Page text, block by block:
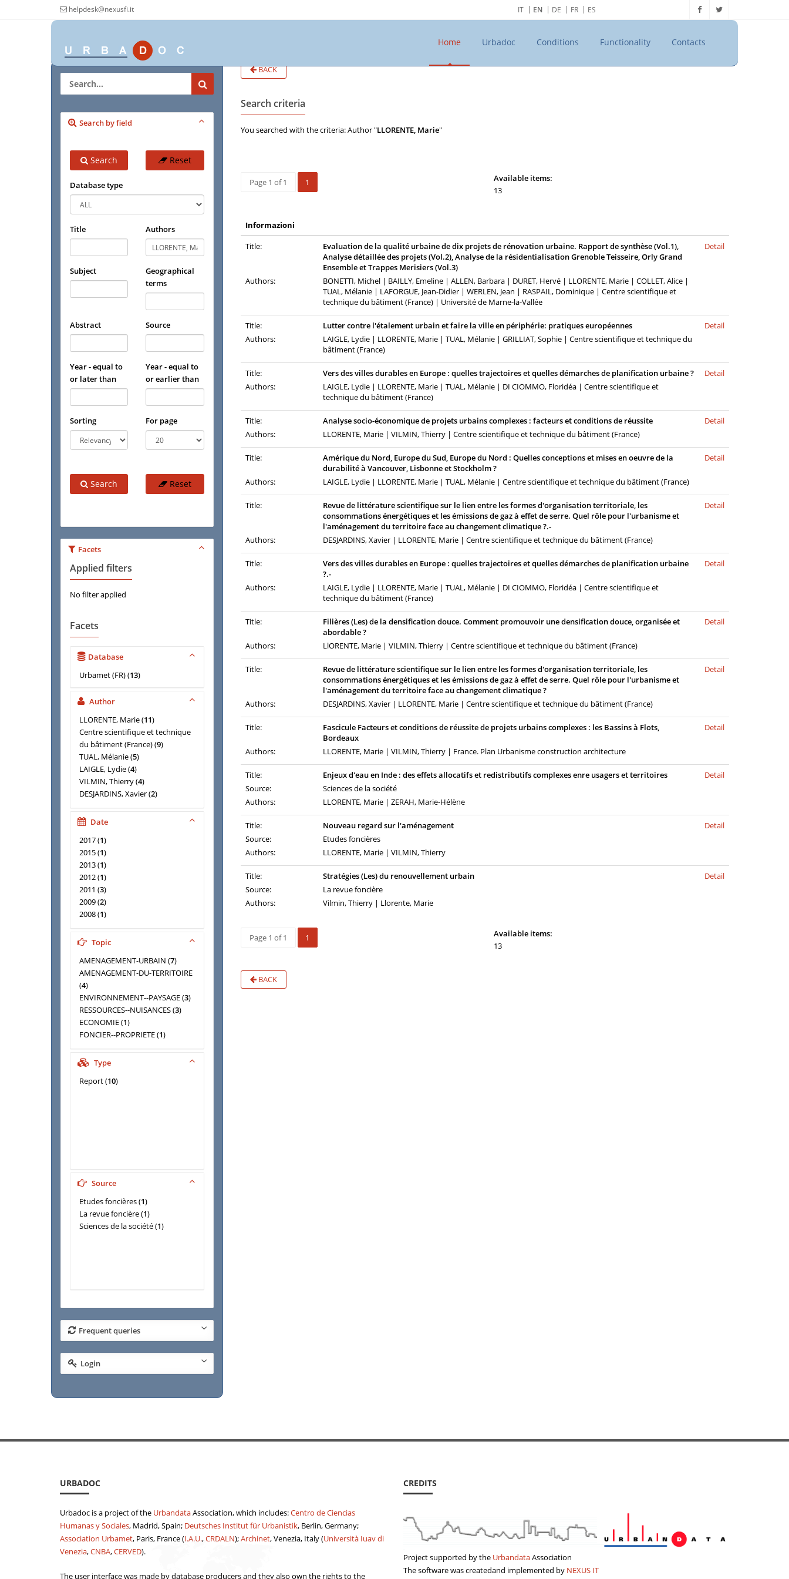
helpdesk@nexusfi.it IT EN DE FR ES
Home Urbadoc Conditions Functionality Contacts
Search by field
Search Reset
Database type
Title Authors
Subject
Geographical
terms
Abstract Source
Year - equal to
or later than
Year - equal to
or earlier than
Sorting For page
Search Reset
Facets
Applied filters
No filter applied
Facets
Database
Urbamet (FR)(13)
Author
LLORENTE, Marie(11)
Centre scientifique et technique
du bâtiment (France)(9)
TUAL, Mélanie(5)
LAIGLE, Lydie(4)
VILMIN, Thierry(4)
DESJARDINS, Xavier(2)
ALLEN, Barbara
BONETTI, Michel
COLLET, Alice
DURET, Hervé
France. Plan Urbanisme
construction architecture
GRILLIAT, Sophie
LAFORGUE, Jean-Didier
Llorente, Marie
Université de Marne-la-Vallée
Vilmin, Thierry( 1 )
WERLEN, Jean
ZERAH, Marie-Hélène (1)
Date
2017(1)
2015(1)
2013(1)
2012(1)
2011 (3)
2009(2)
2008(1)
2005(1)
Topic
AMENAGEMENT-URBAIN (7)
AMENAGEMENT-DU-TERRITOIRE
(4)
ENVIRONNEMENT--PAYSAGE(3)
RESSOURCES--NUISANCES(3)
ECONOMIE(1)
FONCIER--PROPRIETE(1)
Type
Report(10)
Source
Etudes foncières(1)
La revue foncière(1)
Sciences de la société(1)
Frequent queries
Login
BACK
Search criteria
You searched with the criteria: Author "LLORENTE, Marie"
Page 1 of 1 1
Available items:
13
Informazioni
Title:
Evaluation de la qualité urbaine de dix projets de rénovation urbaine. Rapport de synthèse (Vol.1),
Analyse détaillée des projets (Vol.2), Analyse de la résidentialisation Grenoble Teisseire, Orly Grand
Ensemble et Trappes Merisiers (Vol.3)
Authors:
BONETTI, Michel | BAILLY, Emeline | ALLEN, Barbara | DURET, Hervé | LLORENTE, Marie | COLLET, Alice |
TUAL, Mélanie | LAFORGUE, Jean-Didier | WERLEN, Jean | RASPAIL, Dominique | Centre scientifique et
technique du bâtiment (France) | Université de Marne-la-Vallée
Detail
Title:
Lutter contre l'étalement urbain et faire la ville en périphérie: pratiques européennes
Authors:
LAIGLE, Lydie | LLORENTE, Marie | TUAL, Mélanie | GRILLIAT, Sophie | Centre scientifique et technique du
bâtiment (France)
Detail
Title:
Vers des villes durables en Europe : quelles trajectoires et quelles démarches de planification urbaine ?
Authors:
LAIGLE, Lydie | LLORENTE, Marie | TUAL, Mélanie | DI CIOMMO, Floridéa | Centre scientifique et
technique du bâtiment (France)
Detail
Title:
Analyse socio-économique de projets urbains complexes : facteurs et conditions de réussite
Authors:
LLORENTE, Marie | VILMIN, Thierry | Centre scientifique et technique du bâtiment (France)
Detail
Title:
Amérique du Nord, Europe du Sud, Europe du Nord : Quelles conceptions et mises en oeuvre de la
durabilité à Vancouver, Lisbonne et Stockholm ?
Authors:
LAIGLE, Lydie | LLORENTE, Marie | TUAL, Mélanie | Centre scientifique et technique du bâtiment (France)
Detail
Title:
Revue de littérature scientifique sur le lien entre les formes d'organisation territoriale, les
consommations énergétiques et les émissions de gaz à effet de serre. Quel rôle pour l'urbanisme et
l'aménagement du territoire face au changement climatique ?.-
Authors:
DESJARDINS, Xavier | LLORENTE, Marie | Centre scientifique et technique du bâtiment (France)
Detail
Title:
Vers des villes durables en Europe : quelles trajectoires et quelles démarches de planification urbaine
?.-
Authors:
LAIGLE, Lydie | LLORENTE, Marie | TUAL, Mélanie | DI CIOMMO, Floridéa | Centre scientifique et
technique du bâtiment (France)
Detail
Title:
Filières (Les) de la densification douce. Comment promouvoir une densification douce, organisée et
abordable ?
Authors:
LlORENTE, Marie | VILMIN, Thierry | Centre scientifique et technique du bâtiment (France)
Detail
Title:
Revue de littérature scientifique sur le lien entre les formes d'organisation territoriale, les
consommations énergétiques et les émissions de gaz à effet de serre. Quel rôle pour l'urbanisme et
l'aménagement du territoire face au changement climatique ?
Authors:
DESJARDINS, Xavier | LLORENTE, Marie | Centre scientifique et technique du bâtiment (France)
Detail
Title:
Fascicule Facteurs et conditions de réussite de projets urbains complexes : les Bassins à Flots,
Bordeaux
Authors:
LLORENTE, Marie | VILMIN, Thierry | France. Plan Urbanisme construction architecture
Detail
Title:
Enjeux d'eau en Inde : des effets allocatifs et redistributifs complexes enre usagers et territoires
Source:
Sciences de la société
Authors:
LLORENTE, Marie | ZERAH, Marie-Hélène
Detail
Title:
Nouveau regard sur l'aménagement
Source:
Etudes foncières
Authors:
LLORENTE, Marie | VILMIN, Thierry
Detail
Title:
Stratégies (Les) du renouvellement urbain
Source:
La revue foncière
Authors:
Vilmin, Thierry | Llorente, Marie
Detail
Page 1 of 1 1
Available items:
13
BACK
URBADOC
Urbadoc is a project of the UrbandataAssociation, which includes:Centro de Ciencias
Humanas y Sociales, Madrid, Spain; Deutsches Institut für Urbanistik, Berlin, Germany;
Association Urbamet, Paris, France (I.A.U.,CRDALN);Archinet, Venezia, Italy (Università Iuav di
Venezia,CNBA,CERVED).
The user interface was made by database producers and they also own the rights to the
CREDITS
Project supported by the UrbandataAssociation
The software was createdand implemented by NEXUS IT